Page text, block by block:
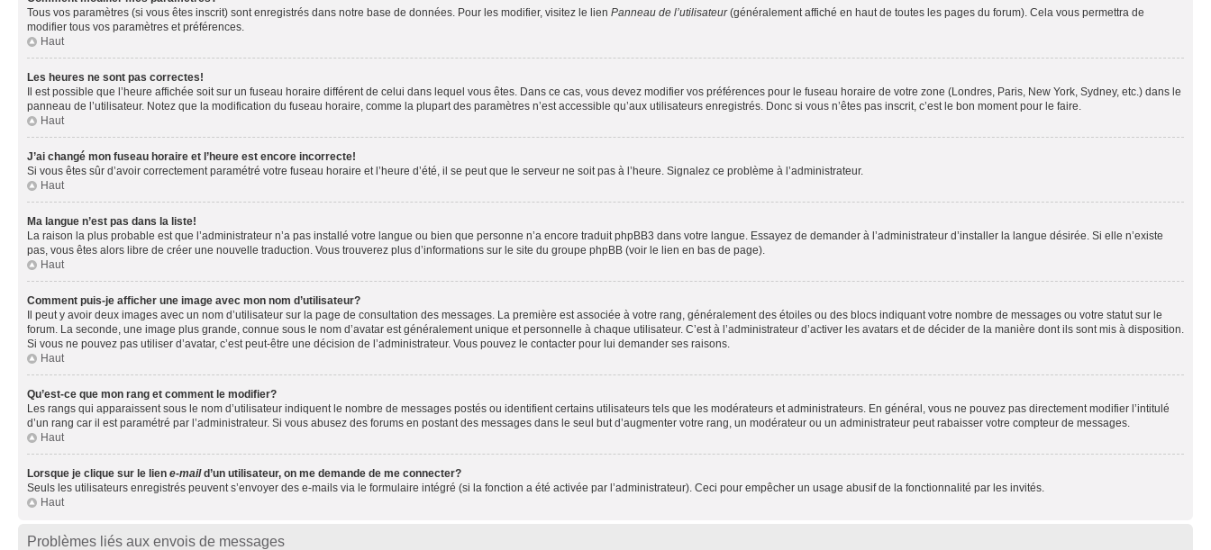
Tous vos paramètres (si vous êtes inscrit) sont enregistrés dans notre base de données. Pour les modifier, visitez le lien Panneau de l’utilisateur(généralement affiché en haut de toutes les pages du forum). Cela vous permettra de
modifier tous vos paramètres et préférences.
Haut
Les heures ne sont pas correctes!
Il est possible que l’heure affichée soit sur un fuseau horaire différent de celui dans lequel vous êtes. Dans ce cas, vous devez modifier vos préférences pour le fuseau horaire de votre zone (Londres, Paris, New York, Sydney, etc.) dans le
panneau de l’utilisateur. Notez que la modification du fuseau horaire, comme la plupart des paramètres n’est accessible qu’aux utilisateurs enregistrés. Donc si vous n’êtes pas inscrit, c’est le bon moment pour le faire.
Haut
J’ai changé mon fuseau horaire et l’heure est encore incorrecte!
Si vous êtes sûr d’avoir correctement paramétré votre fuseau horaire et l’heure d’été, il se peut que le serveur ne soit pas à l’heure. Signalez ce problème à l’administrateur.
Haut
Ma langue n’est pas dans la liste!
La raison la plus probable est que l’administrateur n’a pas installé votre langue ou bien que personne n’a encore traduit phpBB3 dans votre langue. Essayez de demander à l’administrateur d’installer la langue désirée. Si elle n’existe
pas, vous êtes alors libre de créer une nouvelle traduction. Vous trouverez plus d’informations sur le site du groupe phpBB (voir le lien en bas de page).
Haut
Comment puis-je afficher une image avec mon nom d’utilisateur?
Il peut y avoir deux images avec un nom d’utilisateur sur la page de consultation des messages. La première est associée à votre rang, généralement des étoiles ou des blocs indiquant votre nombre de messages ou votre statut sur le
forum. La seconde, une image plus grande, connue sous le nom d’avatar est généralement unique et personnelle à chaque utilisateur. C’est à l’administrateur d’activer les avatars et de décider de la manière dont ils sont mis à disposition.
Si vous ne pouvez pas utiliser d’avatar, c’est peut-être une décision de l’administrateur. Vous pouvez le contacter pour lui demander ses raisons.
Haut
Qu’est-ce que mon rang et comment le modifier?
Les rangs qui apparaissent sous le nom d’utilisateur indiquent le nombre de messages postés ou identifient certains utilisateurs tels que les modérateurs et administrateurs. En général, vous ne pouvez pas directement modifier l’intitulé
d’un rang car il est paramétré par l’administrateur. Si vous abusez des forums en postant des messages dans le seul but d’augmenter votre rang, un modérateur ou un administrateur peut rabaisser votre compteur de messages.
Haut
Lorsque je clique sur le lien e-maild’un utilisateur, on me demande de me connecter?
Seuls les utilisateurs enregistrés peuvent s’envoyer des e-mails via le formulaire intégré (si la fonction a été activée par l’administrateur). Ceci pour empêcher un usage abusif de la fonctionnalité par les invités.
Haut
Problèmes liés aux envois de messages